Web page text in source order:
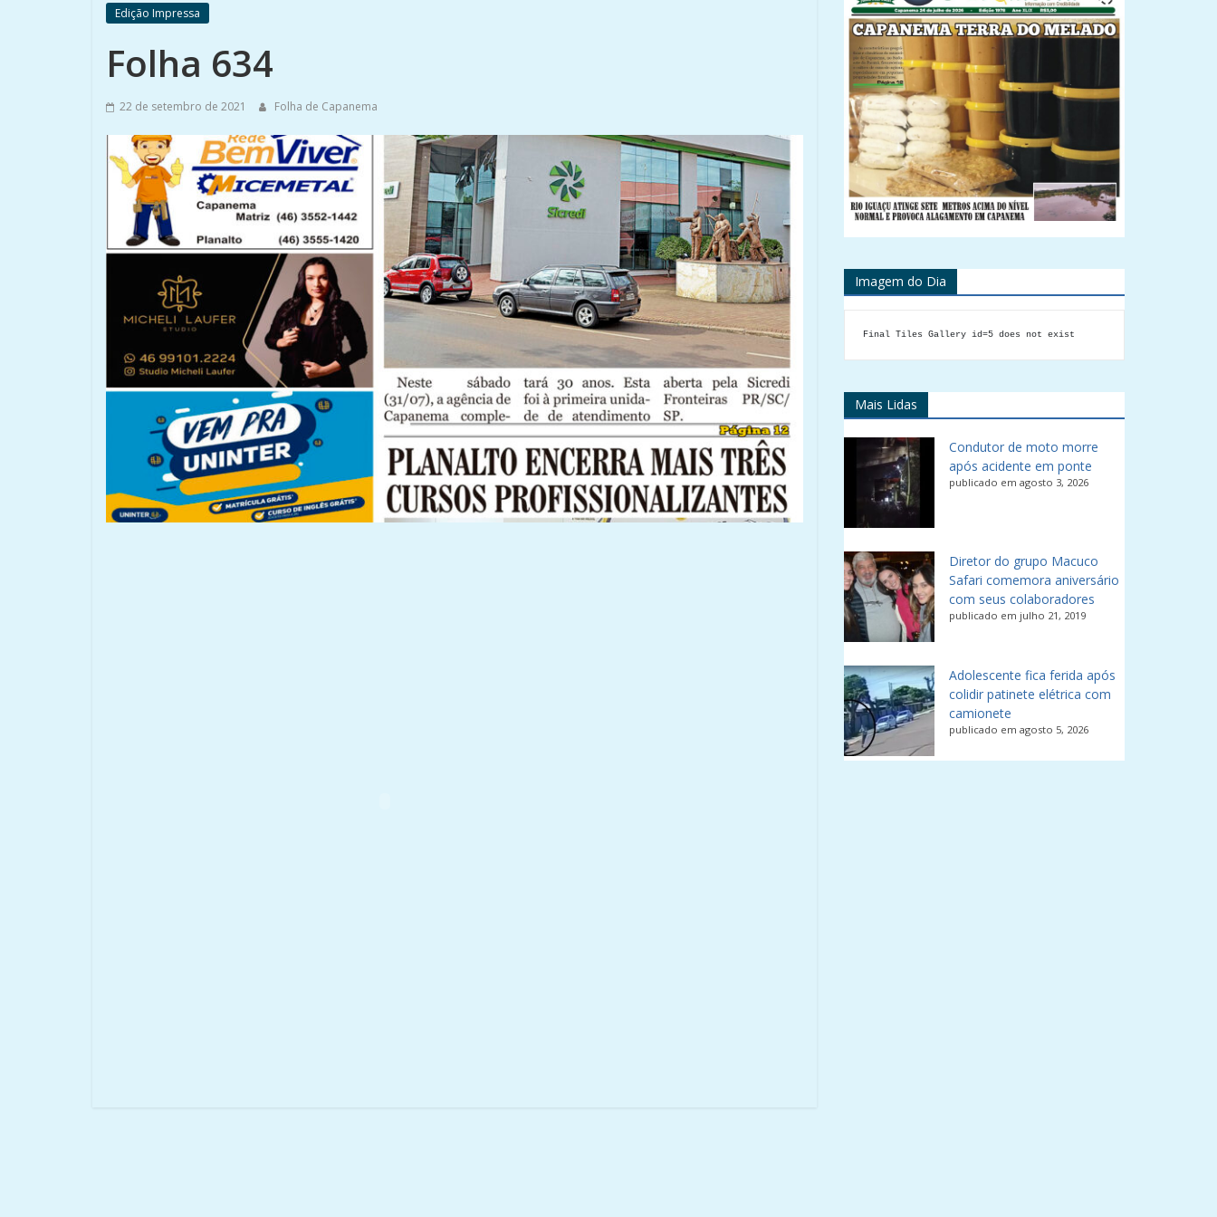
Edição Impressa
Folha 634
22 de setembro de 2021 Folha de Capanema
Imagem do Dia
Final Tiles Gallery id=5 does not exist
Mais Lidas
Condutor de moto morre
após acidente em ponte
publicado em agosto 3, 2026
Diretor do grupo Macuco
Safari comemora aniversário
com seus colaboradores
publicado em julho 21, 2019
Adolescente fica ferida após
colidir patinete elétrica com
camionete
publicado em agosto 5, 2026